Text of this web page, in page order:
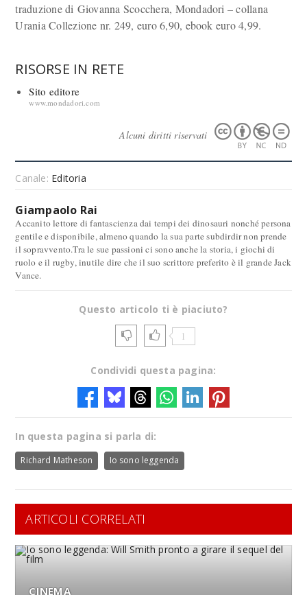
traduzione di Giovanna Scocchera, Mondadori – collana
Urania Collezione nr. 249, euro 6,90, ebook euro 4,99.
RISORSE IN RETE
Sito editore
www.mondadori.com
Alcuni diritti riservati
Canale: Editoria
Giampaolo Rai
Accanito lettore di fantascienza dai tempi dei dinosauri nonché persona
gentile e disponibile, almeno quando la sua parte subdirdir non prende
il sopravvento.Tra le sue passioni ci sono anche la storia, i giochi di
ruolo e il rugby, inutile dire che il suo scrittore preferito è il grande Jack
Vance.
Questo articolo ti è piaciuto?
1
Condividi questa pagina:
In questa pagina si parla di:
Richard Matheson Io sono leggenda
ARTICOLI CORRELATI
CINEMA